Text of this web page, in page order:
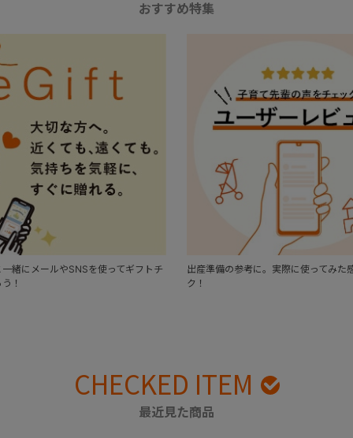
おすすめ特集
緒にメールやSNSを使ってギフトチ
！
出産準備の参考に。実際に使ってみた
ク！
CHECKED ITEM
最近見た商品